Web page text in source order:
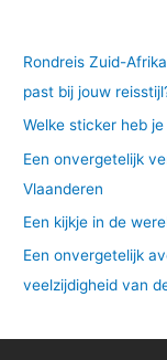
Rondreis Zuid-
past bij jouw
Welke sticker heb
Een onvergetelijk
Vlaanderen
Een kijkje in de
Een onvergetelijk
veelzijdigheid van